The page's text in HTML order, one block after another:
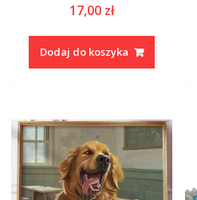
17,00 zł
Dodaj do koszyka